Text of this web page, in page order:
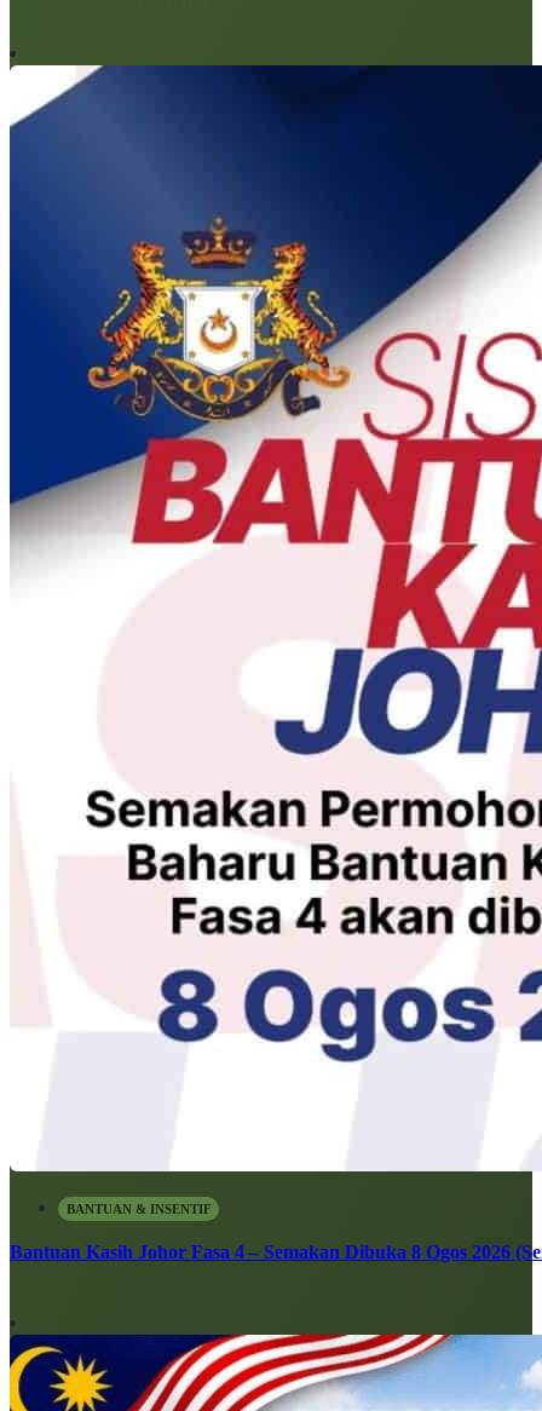
BANTUAN & INSENTIF
Bantuan Kasih Johor Fasa 4 – Semakan Dibuka 8 Ogos 2026